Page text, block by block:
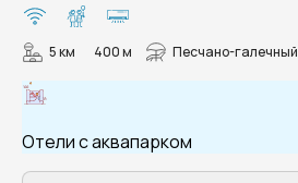
5 км 400 м Песчано-
Отели с аквапарком